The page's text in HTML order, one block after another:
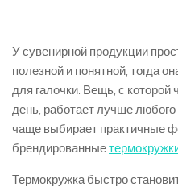
У сувенирной продукции
полезной и понятной, тогда
для галочки. Вещь, с которой
день, работает лучше
чаще выбирает практичные
брендированные
Термокружка быстро